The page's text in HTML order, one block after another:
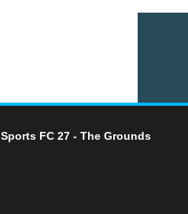
FC 27 - The Grounds